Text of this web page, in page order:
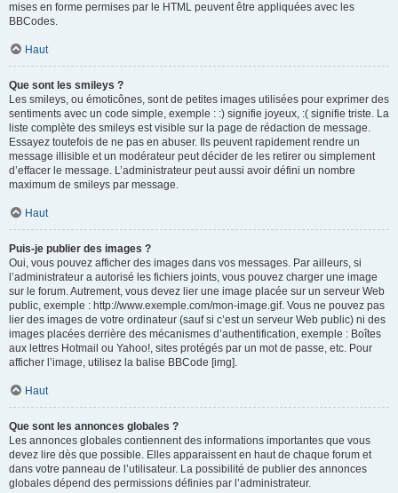
mises en forme permises par le HTML peuvent être appliquées avec les
BBCodes.
Haut
Que sont les smileys ?
Les smileys, ou émoticônes, sont de petites images utilisées pour exprimer des
sentiments avec un code simple, exemple : :) signifie joyeux, :( signifie triste. La
liste complète des smileys est visible sur la page de rédaction de message.
Essayez toutefois de ne pas en abuser. Ils peuvent rapidement rendre un
message illisible et un modérateur peut décider de les retirer ou simplement
d’effacer le message. L’administrateur peut aussi avoir défini un nombre
maximum de smileys par message.
Haut
Puis-je publier des images ?
Oui, vous pouvez afficher des images dans vos messages. Par ailleurs, si
l’administrateur a autorisé les fichiers joints, vous pouvez charger une image
sur le forum. Autrement, vous devez lier une image placée sur un serveur Web
public, exemple : http://www.exemple.com/mon-image.gif. Vous ne pouvez pas
lier des images de votre ordinateur (sauf si c’est un serveur Web public) ni des
images placées derrière des mécanismes d’authentification, exemple : Boîtes
aux lettres Hotmail ou Yahoo!, sites protégés par un mot de passe, etc. Pour
afficher l’image, utilisez la balise BBCode [img].
Haut
Que sont les annonces globales ?
Les annonces globales contiennent des informations importantes que vous
devez lire dès que possible. Elles apparaissent en haut de chaque forum et
dans votre panneau de l’utilisateur. La possibilité de publier des annonces
globales dépend des permissions définies par l’administrateur.